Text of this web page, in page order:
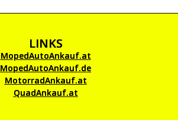
LINKS
MopedAutoAnkauf.at
MopedAutoAnkauf.de
MotorradAnkauf.at
QuadAnkauf.at